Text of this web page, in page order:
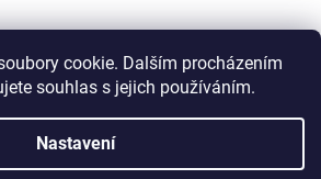
cookie. Dalším procházením
souhlas s jejich používáním.
Nastavení
Vytvořil Shoptet